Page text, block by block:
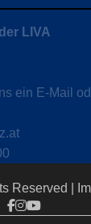
LIVA
ein E-Mail
Reserved